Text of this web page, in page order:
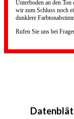
Unterboden an den
wir zum Schluss noch
dunklere
Rufen Sie uns bei